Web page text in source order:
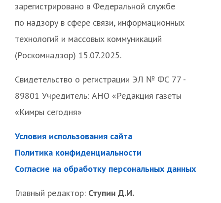
зарегистрировано в Федеральной службе
по надзору в сфере связи, информационных
технологий и массовых коммуникаций
(Роскомнадзор) 15.07.2025.
Свидетельство о регистрации ЭЛ № ФС 77 -
89801 Учредитель: АНО «Редакция газеты
«Кимры сегодня»
Условия использования сайта
Политика конфиденциальности
Согласие на обработку персональных данных
Главный редактор: Ступин Д.И.